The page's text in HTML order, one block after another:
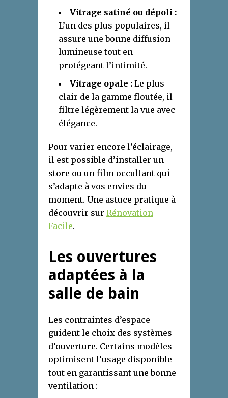
Vitrage satiné ou dépoli :
L’un des plus populaires, il
assure une bonne diffusion
lumineuse tout en
protégeant l’intimité.
Vitrage opale : Le plus
clair de la gamme floutée, il
filtre légèrement la vue avec
élégance.
Pour varier encore l’éclairage,
il est possible d’installer un
store ou un film occultant qui
s’adapte à vos envies du
moment. Une astuce pratique à
découvrir sur Rénovation
Facile.
Les ouvertures
adaptées à la
salle de bain
Les contraintes d’espace
guident le choix des systèmes
d’ouverture. Certains modèles
optimisent l’usage disponible
tout en garantissant une bonne
ventilation :